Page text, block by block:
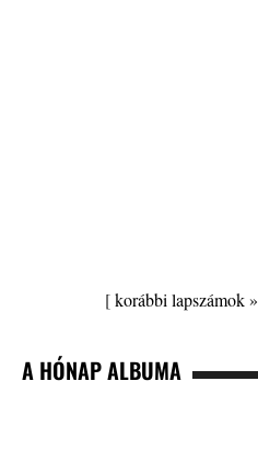
[korábbi lapszámok »
A HÓNAP ALBUMA